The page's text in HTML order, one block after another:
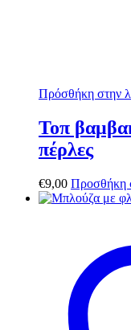
Πρόσθήκη στην
Τοπ
πέρλες
€9,00 Προσθήκη